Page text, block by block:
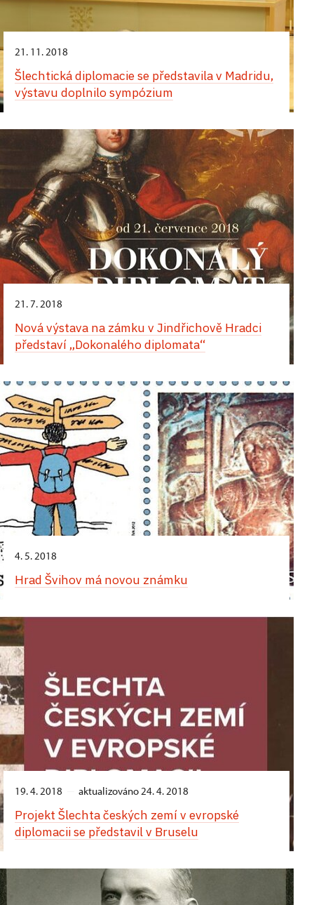
21. 11. 2018
Šlechtická diplomacie se představila v Madridu,
výstavu doplnilo sympózium
21. 7. 2018
Nová výstava na zámku v Jindřichově Hradci
představí „Dokonalého diplomata“
4. 5. 2018
Hrad Švihov má novou známku
19. 4. 2018 aktualizováno 24. 4. 2018
Projekt Šlechta českých zemí v evropské
diplomacii se představil v Bruselu